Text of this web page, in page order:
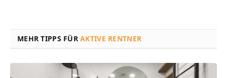
MEHR TIPPS FÜRAKTIVE RENTNER